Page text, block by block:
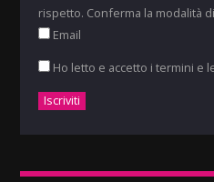
rispetto. Conferma la modalità
Email
Ho letto e accetto i termini e